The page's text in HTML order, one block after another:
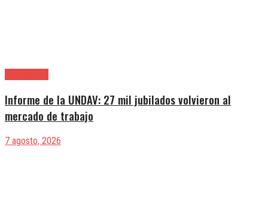
Informe de la UNDAV: 27 mil jubilados volvieron al
mercado de trabajo
7 agosto, 2026